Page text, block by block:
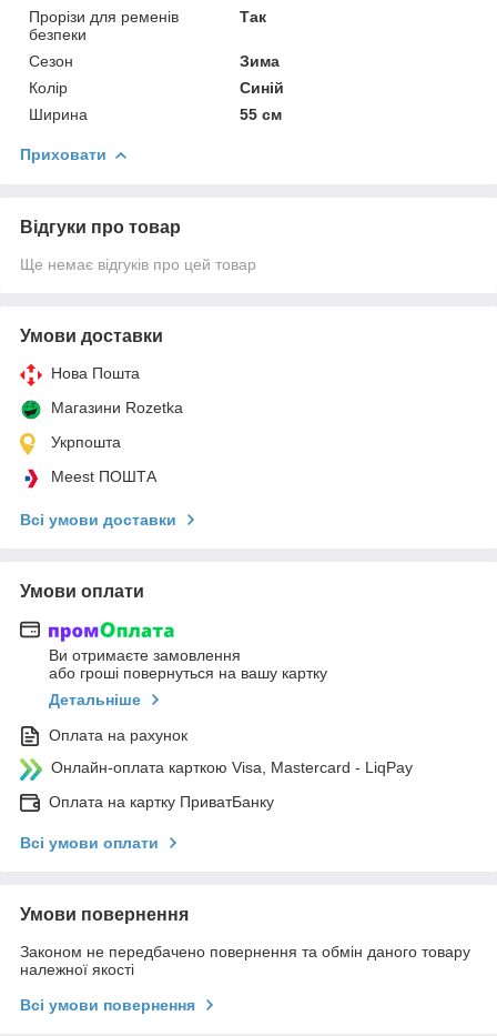
Прорізи для ременів
безпеки
Так
Сезон
Зима
Колір
Синій
Ширина
55 см
Приховати
Відгуки про товар
Ще немає відгуків про цей товар
Умови доставки
Нова Пошта
Магазини Rozetka
Укрпошта
Meest ПОШТА
Всі умови доставки
Умови оплати
Ви отримаєте замовлення
або гроші повернуться на вашу картку
Детальніше
Оплата на рахунок
Онлайн-оплата карткою Visa, Mastercard - LiqPay
Оплата на картку ПриватБанку
Всі умови оплати
Умови повернення
Законом не передбачено повернення та обмін даного товару
належної якості
Всі умови повернення